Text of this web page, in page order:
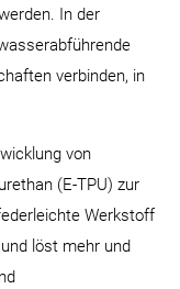
In der
verbinden, in
von
(E-TPU) zur
Werkstoff
löst mehr und